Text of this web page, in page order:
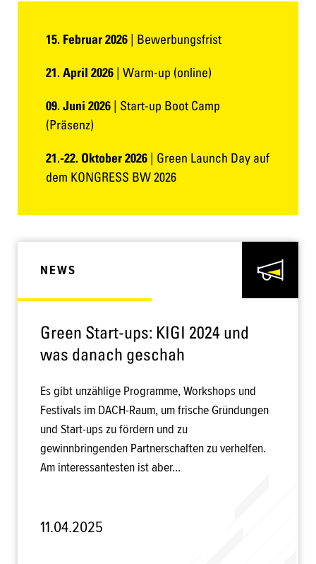
15. Februar 2026 | Bewerbungsfrist
21. April 2026 | Warm-up (online)
09. Juni 2026 | Start-up Boot Camp
(Präsenz)
21.-22. Oktober 2026 | Green Launch Day auf
dem KONGRESS BW 2026
NEWS
Green Start-ups: KIGI 2024 und
was danach geschah
11.04.2025
Es gibt unzählige Programme, Workshops und
Festivals im DACH-Raum, um frische Gründungen
und Start-ups zu fördern und zu
gewinnbringenden Partnerschaften zu verhelfen.
Am interessantesten ist aber...